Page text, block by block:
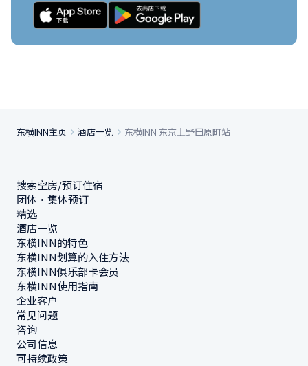
东横INN主页 酒店一览 东横INN 东京上野田原町站
搜索空房/预订住宿
团体・集体预订
精选
酒店一览
东横INN的特色
东横INN划算的入住方法
东横INN俱乐部卡会员
东横INN使用指南
企业客户
常见问题
咨询
公司信息
可持续政策